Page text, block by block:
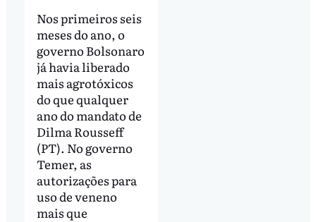
Nos primeiros seis
meses do ano, o
governo Bolsonaro
já havia liberado
mais agrotóxicos
do que qualquer
ano do mandato de
Dilma Rousseff
(PT). No governo
Temer, as
autorizações para
uso de veneno
mais que